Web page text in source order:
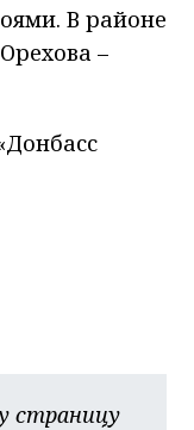
В районе
–
страницу